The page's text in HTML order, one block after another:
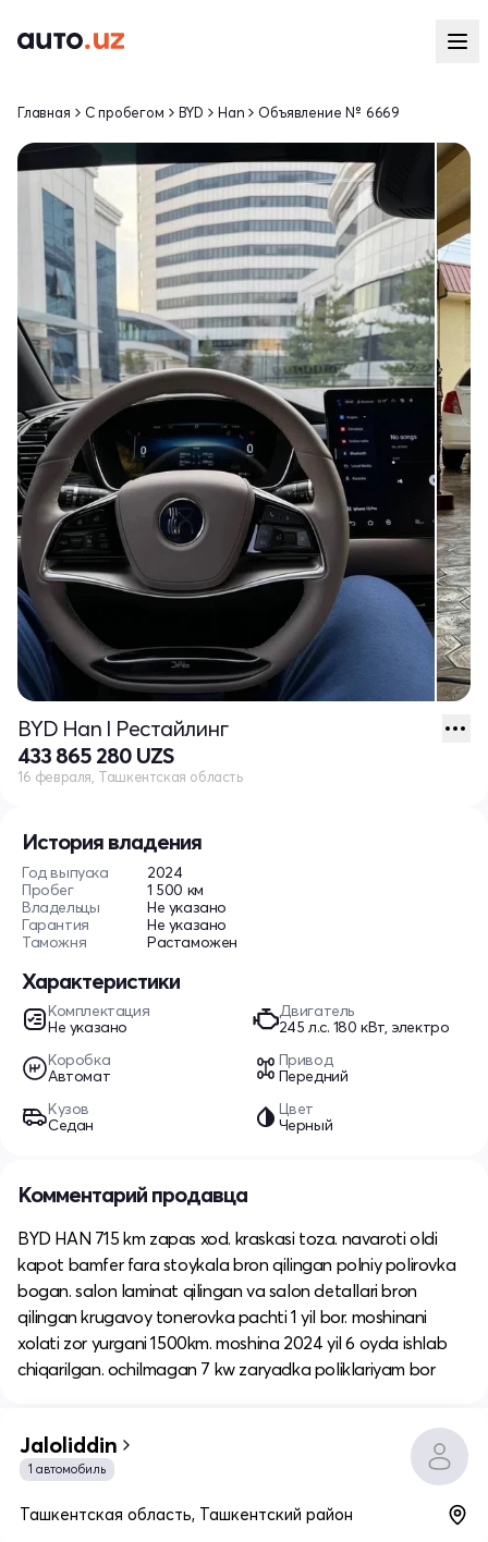
История владения
Год выпуска
2024
Пробег
1 500 км
Владельцы
Не указано
Гарантия
Не указано
Таможня
Растаможен
Характеристики
Комплектация
Не указано
Двигатель
245 л.c. 180 кВт, электро
Коробка
Автомат
Привод
Передний
Кузов
Седан
Цвет
Черный
Главная С пробегом BYD Han Объявление № 6669
BYD Han I Рестайлинг
433 865 280 UZS
16 февраля, Ташкентская область
Комментарий продавца
BYD HAN 715 km zapas xod. kraskasi toza. navaroti oldi
kapot bamfer fara stoykala bron qilingan polniy polirovka
bogan. salon laminat qilingan va salon detallari bron
qilingan krugavoy tonerovka pachti 1 yil bor. moshinani
xolati zor yurgani 1500km. moshina 2024 yil 6 oyda ishlab
chiqarilgan. ochilmagan 7 kw zaryadka poliklariyam bor
Jaloliddin
1 автомобиль
Ташкентская область, Ташкентский район